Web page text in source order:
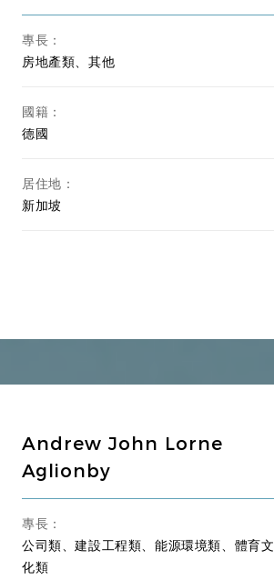
專長：
房地產類、其他
國籍：
德國
居住地：
新加坡
Andrew John Lorne
Aglionby
專長：
公司類、建設工程類、能源環境類、體育文
化類